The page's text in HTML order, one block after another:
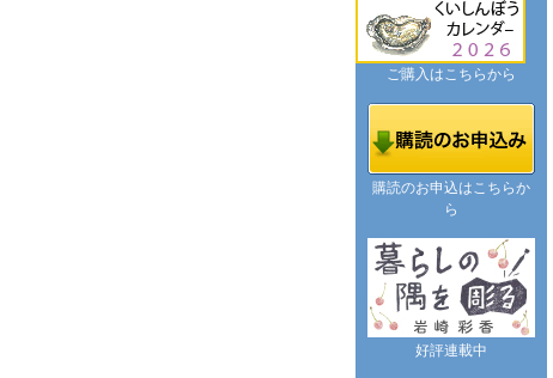
ご購入はこちらから
購読のお申込はこちらか
ら
好評連載中